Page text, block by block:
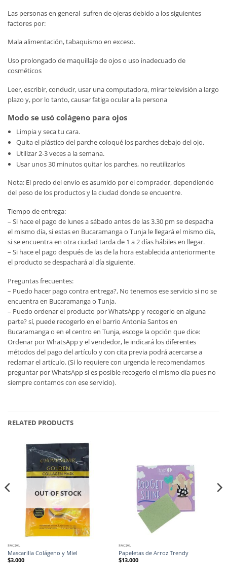
Las personas en general sufren de ojeras debido a los siguientes
factores por:
Mala alimentación, tabaquismo en exceso.
Uso prolongado de maquillaje de ojos o uso inadecuado de
cosméticos
Leer, escribir, conducir, usar una computadora, mirar televisión a largo
plazo y, por lo tanto, causar fatiga ocular a la persona
Modo se usó colágeno para ojos
Limpia y seca tu cara.
Quita el plástico del parche coloqué los parches debajo del ojo.
Utilizar 2-3 veces a la semana.
Usar unos 30 minutos quitar los parches, no reutilizarlos
Nota: El precio del envío es asumido por el comprador, dependiendo
del peso de los productos y la ciudad donde se encuentre.
Tiempo de entrega:
– Si hace el pago de lunes a sábado antes de las 3.30 pm se despacha
el mismo día, si estas en Bucaramanga o Tunja le llegará el mismo día,
si se encuentra en otra ciudad tarda de 1 a 2 días hábiles en llegar.
– Si hace el pago después de las de la hora establecida anteriormente
el producto se despachará al día siguiente.
Preguntas frecuentes:
– Puedo hacer pago contra entrega?, No tenemos ese servicio si no se
encuentra en Bucaramanga o Tunja.
– Puedo ordenar el producto por WhatsApp y recogerlo en alguna
parte? sí, puede recogerlo en el barrio Antonia Santos en
Bucaramanga o en el centro en Tunja, escoge la opción que dice:
Ordenar por WhatsApp y el vendedor, le indicará los diferentes
métodos del pago del artículo y con cita previa podrá acercarse a
reclamar el artículo. (Si lo requiere con urgencia le recomendamos
preguntar por WhatsApp si es posible recogerlo el mismo día pues no
siempre contamos con ese servicio).
RELATED PRODUCTS
OUT OF STOCK
FACIAL
Mascarilla Colágeno y Miel
$3.000
FACIAL
Papeletas de Arroz Trendy
$13.000